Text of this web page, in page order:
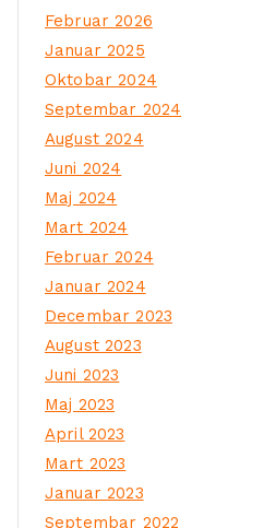
Februar 2026
Januar 2025
Oktobar 2024
Septembar 2024
August 2024
Juni 2024
Maj 2024
Mart 2024
Februar 2024
Januar 2024
Decembar 2023
August 2023
Juni 2023
Maj 2023
April 2023
Mart 2023
Januar 2023
Septembar 2022